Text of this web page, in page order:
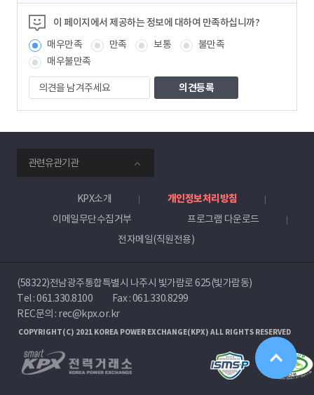
츠
정
보
책
임
자
이 페이지에서 제공하는 정보에 대하여 만족하십니까?
매우만족
만족 보통
불만족
매우불만족
의
견
을
겨
주
세
요
관련유관기관
KPX소개
개인정보처리방침
이메일무단수집거부
프로그램 다운로드
전자메일(직원전용)
(58322)전남광주통합특별시 나주시 빛가람로 625(빛가람동)
Tel :061.330.8100
Fax : 061.330.8299
REC문의 : rec@kpx.or.kr
COPYRIGHT(C) 2021 KOREA POWER EXCHANGE(KPX) ALL RIGHTS RESERVED